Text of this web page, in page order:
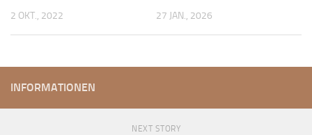
2 OKT., 2022 27 JAN., 2026
INFORMATIONEN
NEXT STORY